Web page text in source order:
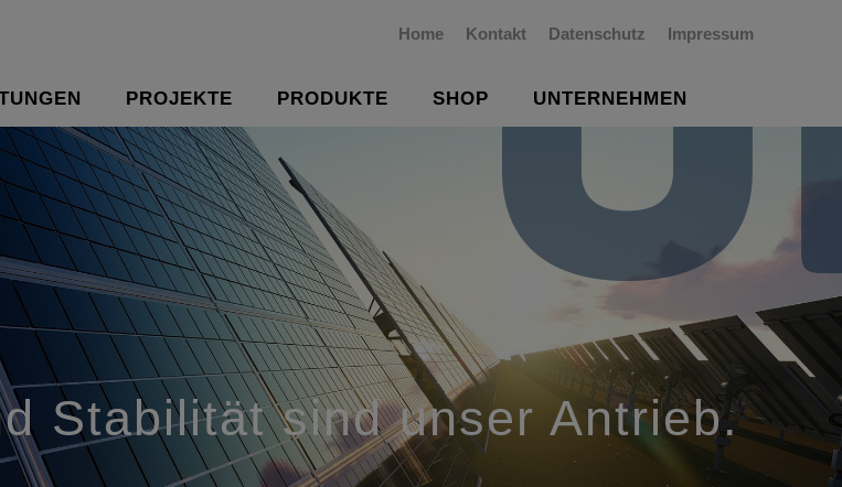
Home Kontakt Datenschutz Impressum
PROJEKTE PRODUKTE SHOP UNTERNEHMEN
Stabilität sind unser Antrieb.